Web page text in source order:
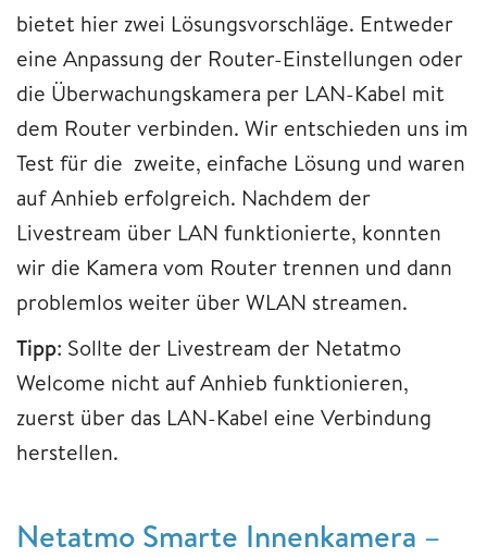
bietet hier zwei Lösungsvorschläge. Entweder
eine Anpassung der Router-Einstellungen oder
die Überwachungskamera per LAN-Kabel mit
dem Router verbinden. Wir entschieden uns im
Test für die zweite, einfache Lösung und waren
auf Anhieb erfolgreich. Nachdem der
Livestream über LAN funktionierte, konnten
wir die Kamera vom Router trennen und dann
problemlos weiter über WLAN streamen.
Tipp: Sollte der Livestream der Netatmo
Welcome nicht auf Anhieb funktionieren,
zuerst über das LAN-Kabel eine Verbindung
herstellen.
Netatmo Smarte Innenkamera –